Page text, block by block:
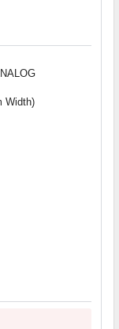
Width)